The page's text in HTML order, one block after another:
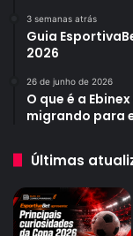
3 semanas atrás
Guia
2026
26 de junho de 2026
O que é a
migrando para
Últimas